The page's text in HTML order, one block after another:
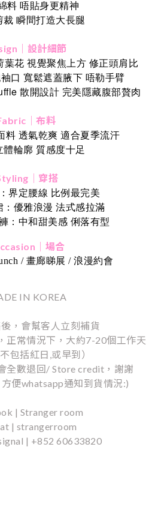
料 唔貼身更精神
裁 瞬間打造大長腿
｜設計細節
花 視覺聚焦上方 修正頭肩比
口 寬鬆遮蓋腋下 唔勒手臂
散開設計 完美隱藏腹部贅肉
｜布料
料 透氣乾爽 適合夏季流汗
體輪廓 質感度十足
｜穿搭
界定腰線 比例最完美
：優雅浪漫 法式感拉滿
：中和甜美感 俐落有型
｜場合
/ 畫廊睇展 / 浪漫約會
IN KOREA
，會幫客人立刻補貨
正常情況下，大約7-20個工作天
包括紅日,或早到）
全數退回/ Store credit，謝謝
便whatsapp通知到貨情況:)
| Stranger room
| strangerroom
| +852 60633820